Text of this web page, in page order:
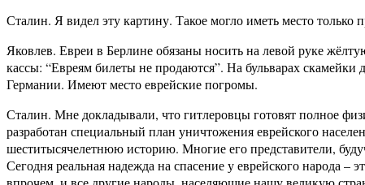
Сталин. Я видел эту картину. Такое могло иметь место
Яковлев. Евреи в Берлине обязаны носить на левой руке
кассы: “Евреям билеты не продаются”. На бульварах
Германии. Имеют место еврейские погромы.
Сталин. Мне докладывали, что гитлеровцы готовят полное
разработан специальный план уничтожения еврейского
шеститысячелетнюю историю. Многие его представители,
Сегодня реальная надежда на спасение у еврейского народа